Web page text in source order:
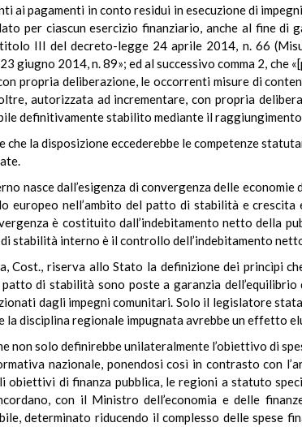
ai pagamenti in conto residui in esecuzione di
per ciascun esercizio finanziario, anche al fine
III del decreto-legge 24 aprile 2014, n. 66
giugno 2014, n. 89»; ed al successivo comma 2, che
propria deliberazione, le occorrenti misure di
autorizzata ad incrementare, con propria
definitivamente stabilito mediante il
che la disposizione eccederebbe le competenze
nasce dall’esigenza di convergenza delle
europeo nell’ambito del patto di stabilità e
è costituito dall’indebitamento netto della
stabilità interno è il controllo dell’indebitamento
Cost., riserva allo Stato la definizione dei princìpi
di stabilità sono poste a garanzia
dagli impegni comunitari. Solo il legislatore
disciplina regionale impugnata avrebbe un effetto
non solo definirebbe unilateralmente l’obiettivo di
nazionale, ponendosi così in contrasto con
obiettivi di finanza pubblica, le regioni a statuto
con il Ministro dell’economia e delle
determinato riducendo il complesso delle spese